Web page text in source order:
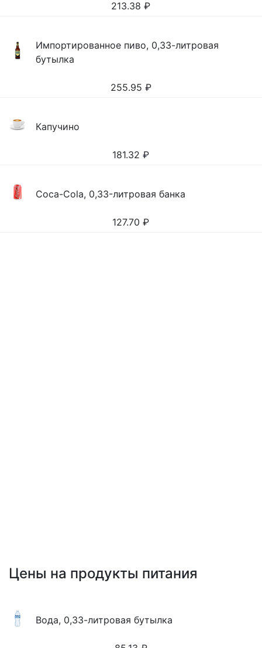
213.38 ₽
Импортированное пиво, 0,33-литровая
бутылка
255.95 ₽
Капучино
181.32 ₽
Coca-Cola, 0,33-литровая банка
127.70 ₽
Цены на продукты питания
Вода, 0,33-литровая бутылка